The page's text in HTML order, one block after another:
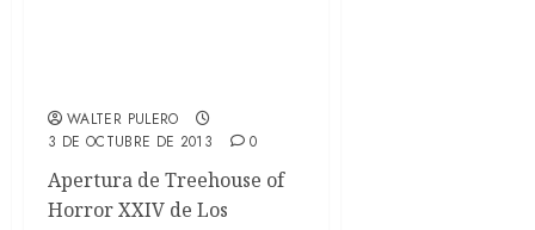
WALTER PULERO
3 DE OCTUBRE DE 2013
0
Apertura de Treehouse of
Horror XXIV de Los